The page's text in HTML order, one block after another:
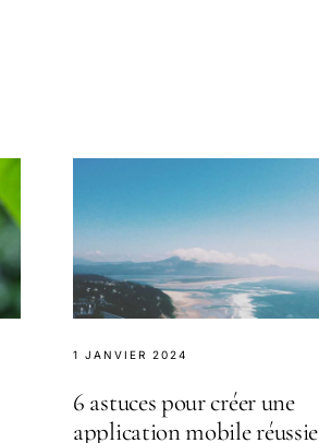
1 JANVIER 2024
6 astuces pour créer une
application mobile réussie